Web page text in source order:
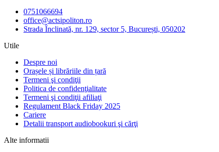
0751066694
office@actsipoliton.ro
Strada Înclinată, nr. 129, sector 5, București, 050202
Utile
Despre noi
Orașele și librăriile din țară
Termeni şi condiţii
Politica de confidenţialitate
Termeni şi condiţii afiliaţi
Regulament Black Friday 2025
Cariere
Detalii transport audiobookuri şi cărţi
Alte informatii